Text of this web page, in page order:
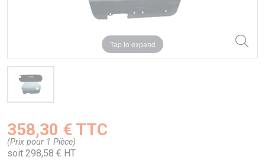
Tap to expand
358,30 € TTC
(Prix pour 1 Pièce)
soit 298,58 € HT